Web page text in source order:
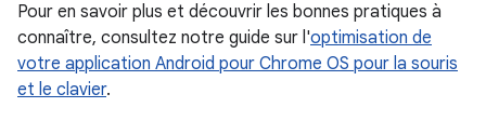
Pour en savoir plus et découvrir les bonnes pratiques à
connaître, consultez notre guide sur l'optimisation de
votre application Android pour Chrome OS pour la souris
et le clavier.